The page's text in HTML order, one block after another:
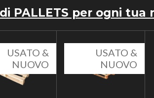
PALLETS per ogni
USATO &
NUOVO
USATO &
NUOVO